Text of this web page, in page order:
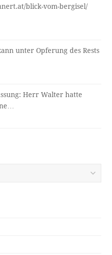
blick-vom-bergisel/
unter Opferung des Rests
Herr Walter hatte